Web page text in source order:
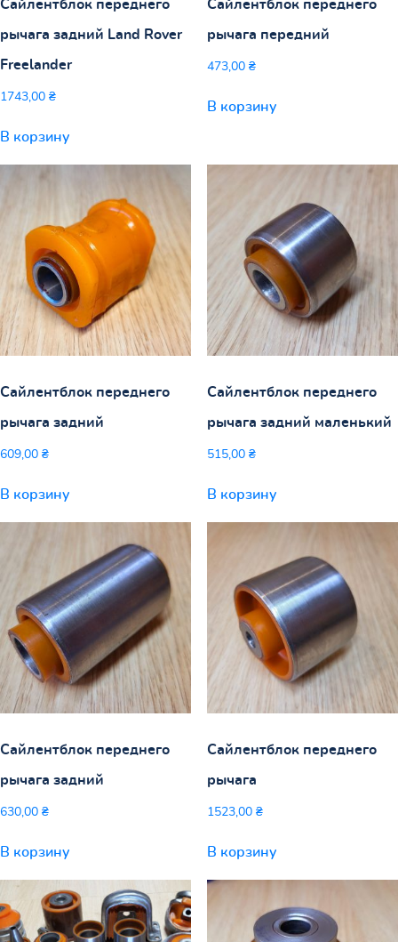
Сайлентблок переднего
рычага задний Land Rover
Freelander
1743,00 ₴
В корзину
Сайлентблок переднего
рычага передний
473,00 ₴
В корзину
Сайлентблок переднего
рычага задний
609,00 ₴
В корзину
Сайлентблок переднего
рычага задний маленький
515,00 ₴
В корзину
Сайлентблок переднего
рычага задний
630,00 ₴
В корзину
Сайлентблок переднего
рычага
1523,00 ₴
В корзину